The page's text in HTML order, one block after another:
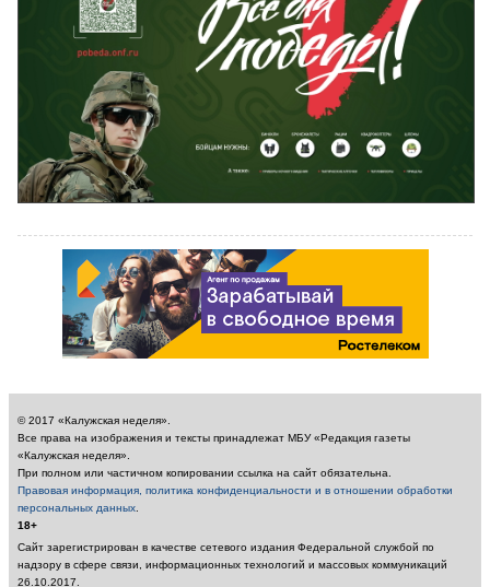
© 2017 «Калужская неделя».
Все права на изображения и тексты принадлежат МБУ «Редакция газеты
«Калужская неделя».
При полном или частичном копировании ссылка на сайт обязательна.
Правовая информация, политика конфиденциальности и в отношении обработки
персональных данных
18+
Сайт зарегистрирован в качестве сетевого издания Федеральной службой по
надзору в сфере связи, информационных технологий и массовых коммуникаций
26.10.2017.